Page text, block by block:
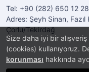
Size daha iyi bir
(cookies) kullanıyoruz.
korunması hakkında
Tel: +90 (282) 650 12 28
Adres: Şeyh Sinan,
Çorlu/Tekirdağ